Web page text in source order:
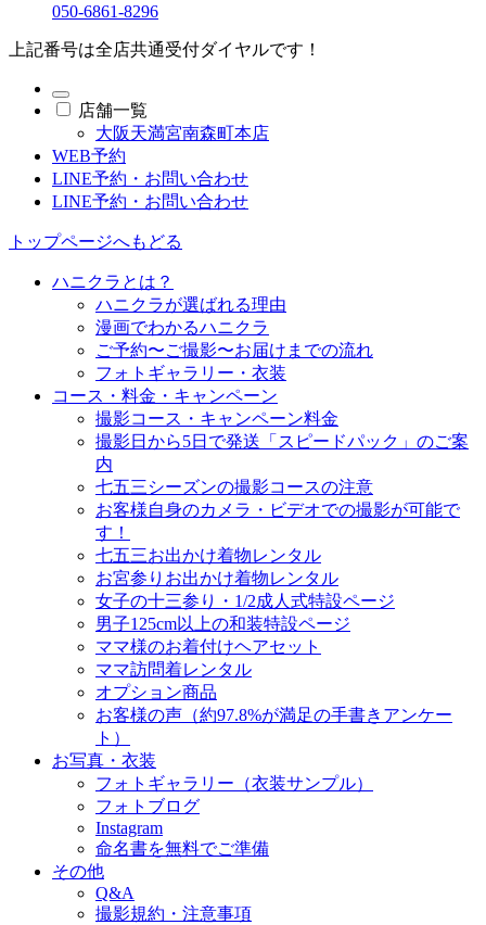
050-6861-8296
上記番号は全店共通受付ダイヤルです！
店舗一覧
大阪天満宮南森町本店
WEB予約
LINE予約・お問い合わせ
LINE予約・お問い合わせ
トップページへもどる
ハニクラとは？
ハニクラが選ばれる理由
漫画でわかるハニクラ
ご予約〜ご撮影〜お届けまでの流れ
フォトギャラリー・衣装
コース・料金・キャンペーン
撮影コース・キャンペーン料金
撮影日から5日で発送「スピードパック」のご案
内
七五三シーズンの撮影コースの注意
お客様自身のカメラ・ビデオでの撮影が可能で
す！
七五三お出かけ着物レンタル
お宮参りお出かけ着物レンタル
女子の十三参り・1/2成人式特設ページ
男子125cm以上の和装特設ページ
ママ様のお着付けヘアセット
ママ訪問着レンタル
オプション商品
お客様の声（約97.8%が満足の手書きアンケー
ト）
お写真・衣装
フォトギャラリー（衣装サンプル）
フォトブログ
Instagram
命名書を無料でご準備
その他
Q&A
撮影規約・注意事項